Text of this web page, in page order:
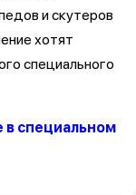
и скутеров
хотят
специального
в специальном